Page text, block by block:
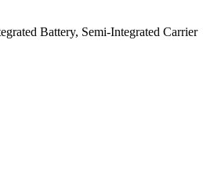
Battery, Semi-Integrated Carrier